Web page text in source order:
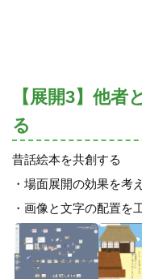
【展開3】他
る
昔話絵本を共創する
・場面展開の効果を考
・画像と文字の配置を